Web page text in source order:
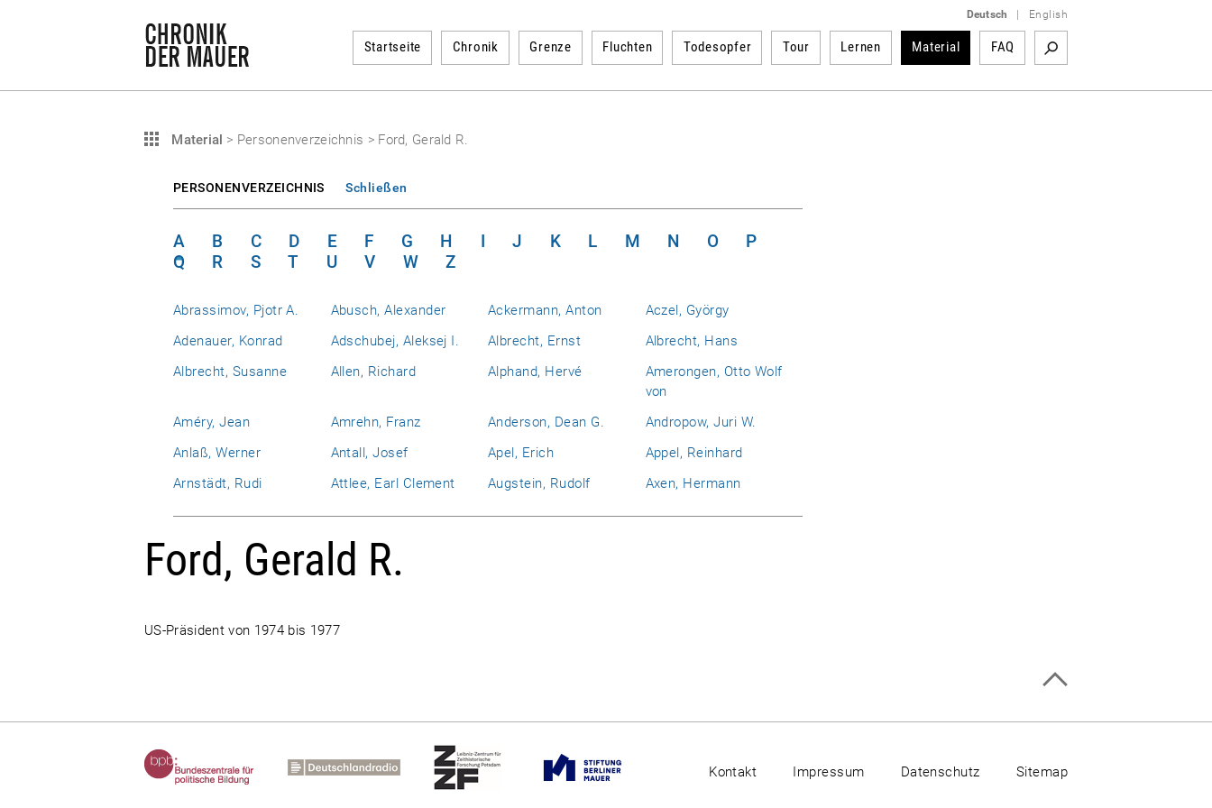
Deutsch English
Startseite Chronik Grenze Fluchten Todesopfer Tour Lernen Material FAQ
Material > Personenverzeichnis > Ford, Gerald R.
PERSONENVERZEICHNIS Schließen
A B C D E F G H I J K L M N O
P
Q
R S T U V W Z
Abrassimov, Pjotr A. Abusch, Alexander Ackermann, Anton
Aczel, György
Adenauer, Konrad
Adschubej, Aleksej I. Albrecht, Ernst
Albrecht, Hans
Albrecht, Susanne
Allen, Richard Alphand, Hervé
Amerongen, Otto Wolf
von
Améry, Jean
Amrehn, Franz Anderson, Dean G.
Andropow, Juri W.
Anlaß, Werner
Antall, Josef Apel, Erich
Appel, Reinhard
Arnstädt, Rudi
Attlee, Earl Clement Augstein, Rudolf Axen, Hermann
Ford, Gerald R.
US-Präsident von 1974 bis 1977
Kontakt Impressum Datenschutz Sitemap